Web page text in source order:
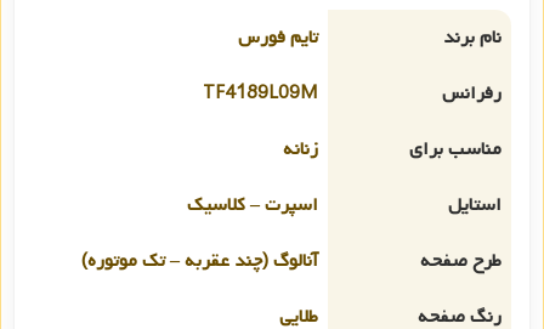
نام برند
تایم فورس
رفرانس
TF4189L09M
مناسب برای
زنانه
استایل
اسپرت – کلاسیک
طرح صفحه
آنالوگ (چند عقربه – تک موتوره)
رنگ صفحه
طلایی